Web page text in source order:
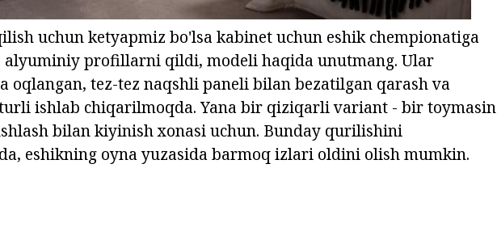
uchun ketyapmiz bo'lsa kabinet uchun eshik chempionatiga
alyuminiy profillarni qildi, modeli haqida unutmang. Ular
oqlangan, tez-tez naqshli paneli bilan bezatilgan qarash va
ishlab chiqarilmoqda. Yana bir qiziqarli variant - bir toymasin
bilan kiyinish xonasi uchun. Bunday qurilishini
eshikning oyna yuzasida barmoq izlari oldini olish mumkin.